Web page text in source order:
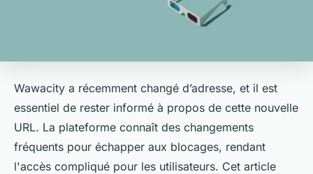
Wawacity a récemment changé d’adresse, et il est
essentiel de rester informé à propos de cette nouvelle
URL. La plateforme connaît des changements
fréquents pour échapper aux blocages, rendant
l'accès compliqué pour les utilisateurs. Cet article